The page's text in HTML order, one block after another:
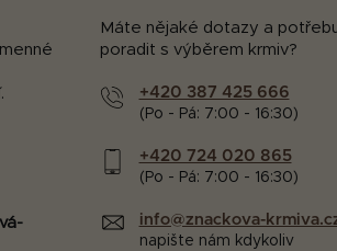
Máte nějaké dotazy a
poradit s výběrem krmiv?
+420 387 425 666
(Po - Pá: 7:00 - 16:30)
+420 724 020 865
(Po - Pá: 7:00 - 16:30)
info@znackova-
napište nám kdykoliv